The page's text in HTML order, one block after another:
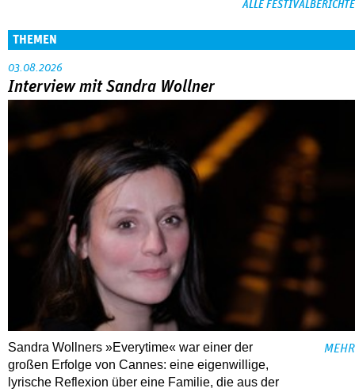
ALLE FESTIVALBERICHTE
THEMEN
03.08.2026
Interview mit Sandra Wollner
Sandra Wollners »Everytime« war einer der
großen Erfolge von Cannes: eine eigenwillige,
lyrische Reflexion über eine ­Familie, die aus der
MEHR